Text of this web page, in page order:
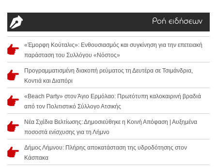
Ροή ειδήσεων
«Έμορφη Κούταλις»: Ενθουσιασμός και συγκίνηση για την επετειακή
παράσταση του Συλλόγου «Νόστος»
Προγραμματισμένη διακοπή ρεύματος τη Δευτέρα σε Τσιμάνδρια,
Κοντιά και Διαπόρι
«Beach Party» στον Άγιο Ερμόλαο: Πρωτότυπη καλοκαιρινή βραδιά
από τον Πολιτιστικό Σύλλογο Ατσικής
Νέα Σχέδια Βελτίωσης: Δημοσιεύθηκε η Κοινή Απόφαση | Αυξημένα
ποσοστά ενίσχυσης για τη Λήμνο
Δήμος Λήμνου: Πλήρης αποκατάσταση της υδροδότησης στον
Κάσπακα